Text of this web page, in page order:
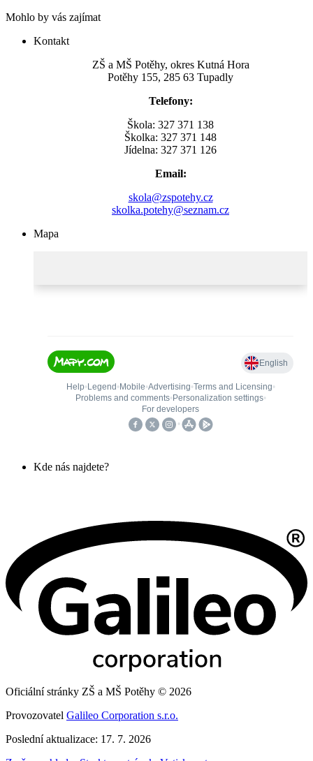
Mohlo by vás zajímat
Kontakt
ZŠ a MŠ Potěhy, okres Kutná Hora
Potěhy 155, 285 63 Tupadly
Telefony:
Škola: 327 371 138
Školka: 327 371 148
Jídelna: 327 371 126
Email:
skola@zspotehy.cz
skolka.potehy@seznam.cz
Mapa
Kde nás najdete?
Oficiální stránky ZŠ a MŠ Potěhy © 2026
Provozovatel Galileo Corporation s.r.o.
Poslední aktualizace: 17. 7. 2026